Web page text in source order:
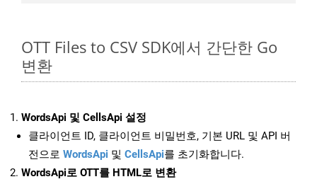
OTT Files to CSV SDK에서 간단한 Go
변환
WordsApi 및 CellsApi 설정
클라이언트 ID, 클라이언트 비밀번호, 기본 URL 및 API 버
전으로 WordsApi 및 CellsApi를 초기화합니다.
WordsApi로 OTT를 HTML로 변환